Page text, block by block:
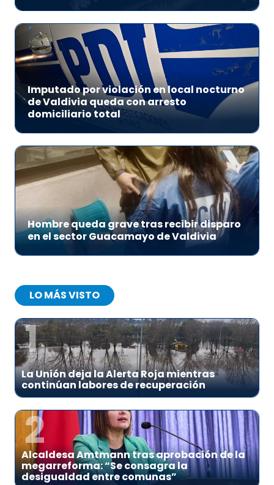
Imputado por violación en local nocturno
de Valdivia queda con arresto
domiciliario total
Hombre queda grave tras recibir disparo
en el sector Guacamayo de Valdivia
LO MÁS VISTO
1
La Unión deja la Alerta Roja mientras
continúan labores de recuperación
2
Alcaldesa Amtmann tras aprobación de la
megarreforma: “Se consagra la
desigualdad entre comunas”